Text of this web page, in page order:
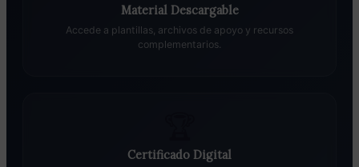
Material Descargable
Accede a plantillas, archivos de apoyo y recursos
complementarios.
Certificado Digital